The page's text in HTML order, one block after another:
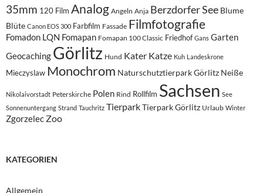
35mm 120 Film Analog Angeln Anja Berzdorfer See Blume
Blüte Canon EOS 300 Farbfilm Fassade Filmfotografie
Fomadon LQN Fomapan Fomapan 100 Classic Friedhof Gans Garten
Geocaching Görlitz Hund Kater Katze Kuh Landeskrone
Mieczyslaw Monochrom Naturschutztierpark Görlitz Neiße
Nikolaivorstadt Peterskirche Polen Rind Rollfilm Sachsen See
Sonnenuntergang Strand Tauchritz TierparkTierpark Görlitz Urlaub Winter
Zgorzelec Zoo
KATEGORIEN
Allgemein